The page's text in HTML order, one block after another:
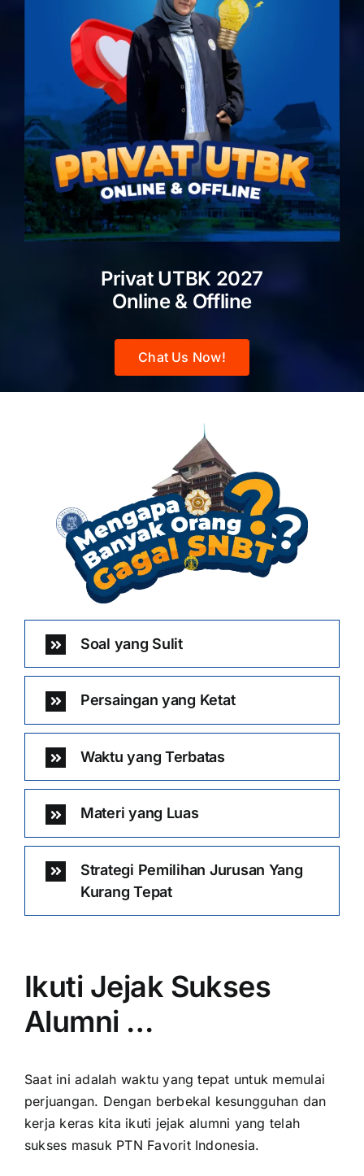
Privat UTBK 2027
Online & Offline
Chat Us Now!
Soal yang Sulit
Persaingan yang Ketat
Waktu yang Terbatas
Materi yang Luas
Strategi Pemilihan Jurusan Yang
Kurang Tepat
Ikuti Jejak Sukses
Alumni …
Saat ini adalah waktu yang tepat untuk memulai
perjuangan. Dengan berbekal kesungguhan dan
kerja keras kita ikuti jejak alumni yang telah
sukses masuk PTN Favorit Indonesia.